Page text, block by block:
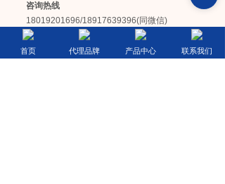
咨询热线
18019201696/18917639396(同微信)
电话
021-52966696
首页 代理品牌 产品中心 联系我们